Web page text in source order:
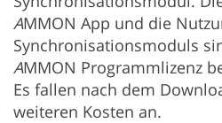
AMMON App und die
Synchronisationsmoduls
AMMON Programmlizenz
Es fallen nach dem
weiteren Kosten an.